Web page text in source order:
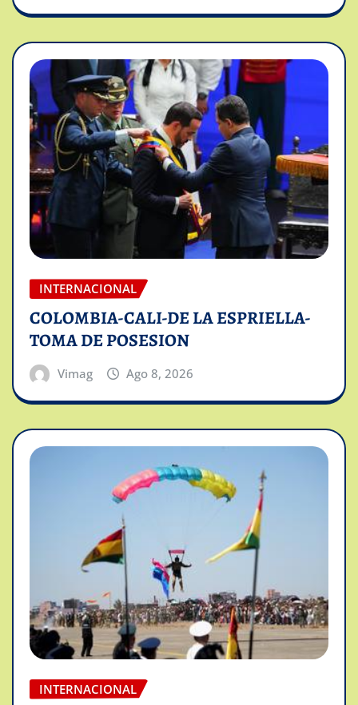
INTERNACIONAL
COLOMBIA-CALI-DE LA ESPRIELLA-
TOMA DE POSESION
Vimag Ago 8, 2026
INTERNACIONAL